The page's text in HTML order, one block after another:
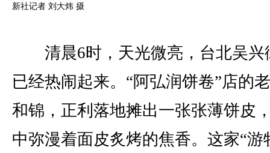
新社记者 刘大炜 摄
清晨6时，天光微亮，台北吴兴
已经热闹起来。“阿弘润饼卷”店的
和锦，正利落地摊出一张张薄饼皮
中弥漫着面皮炙烤的焦香。这家“游